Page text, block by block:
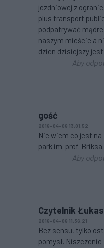
jezdniowej z
plus transport
podpatrywać
naszym mieście a
dzien dzisiejszy
Aby
gość
2016-04-06 13:01:52
Nie wiem co jest
park im. prof. Briksa.
Aby
Czytelnik
2016-04-06 11:36:21
Bez sensu, tylko
pomysł. Niszczenie